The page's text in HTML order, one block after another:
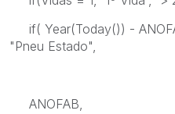
if( Year(Today()) -
"Pneu Estado",
ANOFAB,